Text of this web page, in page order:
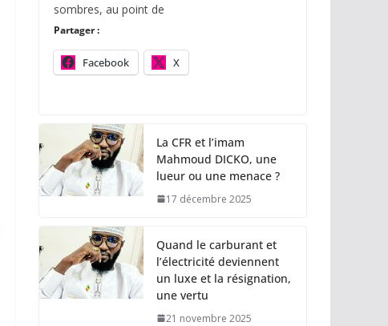
sombres, au point de
Partager :
Facebook X
La CFR et l’imam
Mahmoud DICKO, une
lueur ou une menace ?
17 décembre 2025
Quand le carburant et
l’électricité deviennent
un luxe et la résignation,
une vertu
21 novembre 2025